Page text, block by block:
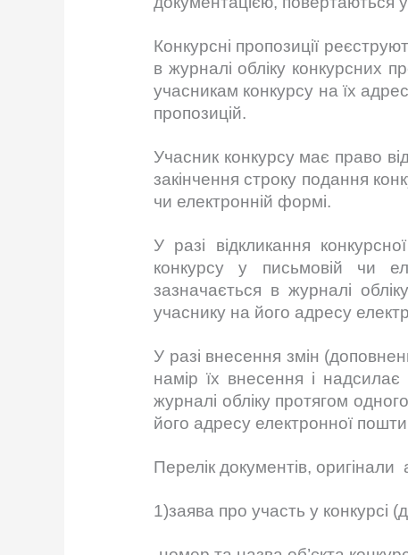
Конкурсні пропозиції
в журналі обліку конкурсних
учасникам конкурсу на їх
пропозицій.
Учасник конкурсу має право
закінчення строку подання
чи електронній формі.
У разі відкликання
конкурсу у письмовій чи
зазначається в журналі
учаснику на його адресу
У разі внесення змін
намір їх внесення і
журналі обліку протягом
його адресу електронної
Перелік документів, оригінали
1)заява про участь у конкурсі